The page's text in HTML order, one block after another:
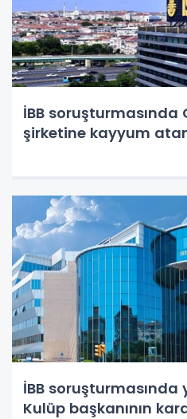
İBB
şirketine kayyum
İBB
Kulüp başkanının